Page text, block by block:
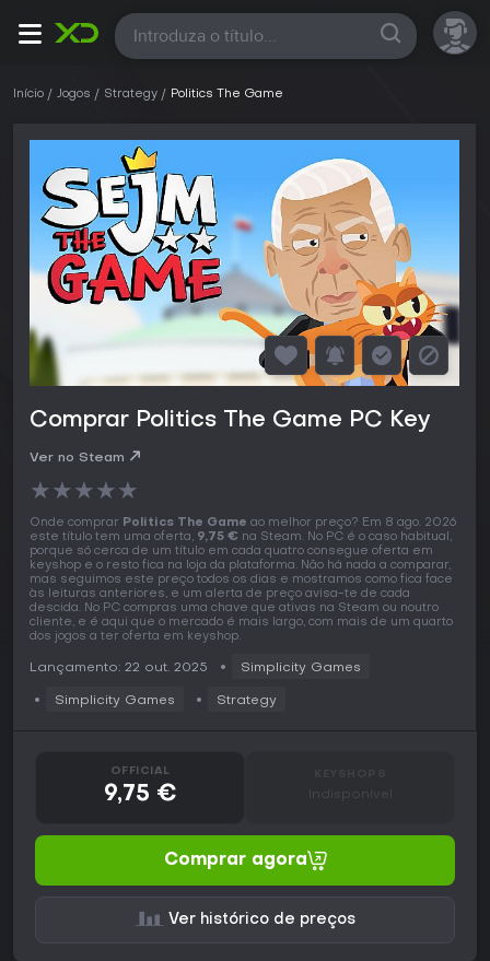
Todas
Início Jogos Strategy Politics The Game
Comprar Politics The Game PC Key
Ver no Steam
★★★★★
Onde comprar Politics The Game ao melhor preço? Em 8 ago. 2026
este título tem uma oferta, 9,75 € na Steam. No PC é o caso habitual,
porque só cerca de um título em cada quatro consegue oferta em
keyshop e o resto fica na loja da plataforma. Não há nada a comparar,
mas seguimos este preço todos os dias e mostramos como fica face
às leituras anteriores, e um alerta de preço avisa-te de cada
descida. No PC compras uma chave que ativas na Steam ou noutro
cliente, e é aqui que o mercado é mais largo, com mais de um quarto
dos jogos a ter oferta em keyshop.
Lançamento: 22 out. 2025 Simplicity Games
Simplicity Games Strategy
OFFICIAL
9,75 € Indisponível
Comprar agora
Ver histórico de preços